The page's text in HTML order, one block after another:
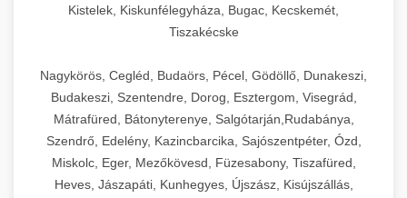
chef-iparikonyhagepek.hu
forgalmú éttermi műveletekhez. Gyors tisztítási
ciklusok fertőtlenítési képességekkel.
chef-iparikonyhagepek.hu
🧀 27. Ipari Sajtreszelő Gép +
élelmiszer-előkészítéshez. Különböző reszelési
méretek különböző alkalmazásokhoz.
chef-iparikonyhagepek.hu
kereskedelmi sajtreszelő
🍳 28. Nagykonyhai
Berendezések
+
Teljes körű nagykonyhai berendezések és
professzionális vendéglátóipari kellékek.
Kistelek, Kiskunfélegyháza, Bugac, Kecskemét,
Tiszakécske
Nagykörös, Cegléd, Budaörs, Pécel, Gödöllő, Dunakeszi,
Budakeszi, Szentendre, Dorog, Esztergom, Visegrád,
Mátrafüred, Bátonyterenye, Salgótarján,Rudabánya,
Szendrő, Edelény, Kazincbarcika, Sajószentpéter, Ózd,
Miskolc, Eger, Mezőkövesd, Füzesabony, Tiszafüred,
Heves, Jászapáti, Kunhegyes, Újszász, Kisújszállás,